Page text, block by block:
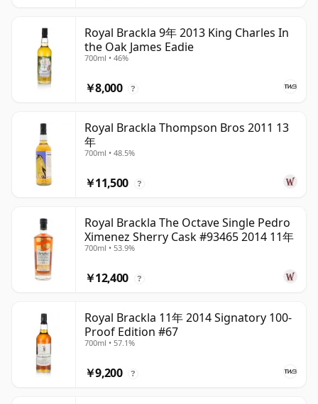
Royal Brackla 9年 2013 King Charles In
the Oak James Eadie
700ml • 46%
￥8,000 ?
Royal Brackla Thompson Bros 2011 13
年
700ml • 48.5%
￥11,500 ?
Royal Brackla The Octave Single Pedro
Ximenez Sherry Cask #93465 2014 11年
700ml • 53.9%
￥12,400 ?
Royal Brackla 11年 2014 Signatory 100-
Proof Edition #67
700ml • 57.1%
￥9,200 ?